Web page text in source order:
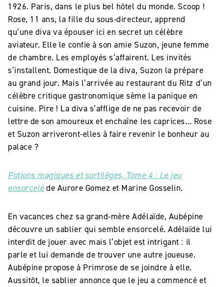
1926. Paris, dans le plus bel hôtel du monde. Scoop !
Rose, 11 ans, la fille du sous-directeur, apprend
qu’une diva va épouser ici en secret un célèbre
aviateur. Elle le confie à son amie Suzon, jeune femme
de chambre. Les employés s’affairent. Les invités
s’installent. Domestique de la diva, Suzon la prépare
au grand jour. Mais l’arrivée au restaurant du Ritz d’un
célèbre critique gastronomique sème la panique en
cuisine. Pire ! La diva s’afflige de ne pas recevoir de
lettre de son amoureux et enchaîne les caprices… Rose
et Suzon arriveront-elles à faire revenir le bonheur au
palace ?
Potions magiques et sortilèges, Tome 4 : Le jeu
ensorceléde Aurore Gomez et Marine Gosselin.
En vacances chez sa grand-mère Adélaïde, Aubépine
découvre un sablier qui semble ensorcelé. Adélaïde lui
interdit de jouer avec mais l’objet est intrigant : il
parle et lui demande de trouver une autre joueuse.
Aubépine propose à Primrose de se joindre à elle.
Aussitôt, le sablier annonce que le jeu a commencé et